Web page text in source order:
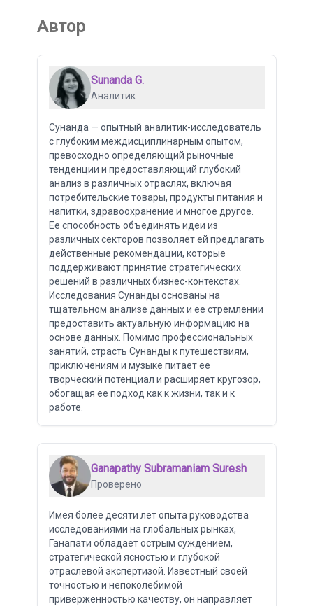
Автор
Sunanda G.
Аналитик
Сунанда — опытный аналитик-исследователь
с глубоким междисциплинарным опытом,
превосходно определяющий рыночные
тенденции и предоставляющий глубокий
анализ в различных отраслях, включая
потребительские товары, продукты питания и
напитки, здравоохранение и многое другое.
Ее способность объединять идеи из
различных секторов позволяет ей предлагать
действенные рекомендации, которые
поддерживают принятие стратегических
решений в различных бизнес-контекстах.
Исследования Сунанды основаны на
тщательном анализе данных и ее стремлении
предоставить актуальную информацию на
основе данных. Помимо профессиональных
занятий, страсть Сунанды к путешествиям,
приключениям и музыке питает ее
творческий потенциал и расширяет кругозор,
обогащая ее подход как к жизни, так и к
работе.
Ganapathy Subramaniam Suresh
Проверено
Имея более десяти лет опыта руководства
исследованиями на глобальных рынках,
Ганапати обладает острым суждением,
стратегической ясностью и глубокой
отраслевой экспертизой. Известный своей
точностью и непоколебимой
приверженностью качеству, он направляет